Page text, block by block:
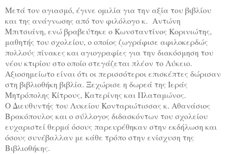
Μετά τον αγιασμό, έγινε ομιλία για την αξία του βιβλίου
και της ανάγνωσης από τον φιλόλογο κ. Αντώνη
Μπιτσιάνη, ενώ βραβεύτηκε ο Κωνσταντίνος Κορινιώτης,
μαθητής του σχολείου, ο οποίος ζωγράφισε αφιλοκερδώς
πολλούς πίνακες και αγιογραφίες για την διακόσμηση του
νέου κτιρίου στο οποίο στεγάζεται πλέον το Λύκειο.
Αξιοσημείωτο είναι ότι οι περισσότεροι επισκέπτες δώρισαν
στη βιβλιοθήκη βιβλία. Ξεχώρισε η δωρεά της Ιεράς
Μητρόπολης Κίτρους, Κατερίνης και Πλαταμώνος.
Ο Διευθυντής του Λυκείου Κονταριώτισσας κ. Αθανάσιος
Βρακόπουλος και ο σύλλογος διδασκόντων του σχολείου
ευχαριστεί θερμά όσους παρευρέθηκαν στην εκδήλωση και
όσους συνέβαλλαν με κάθε τρόπο στην ενίσχυση της
Βιβλιοθήκης.